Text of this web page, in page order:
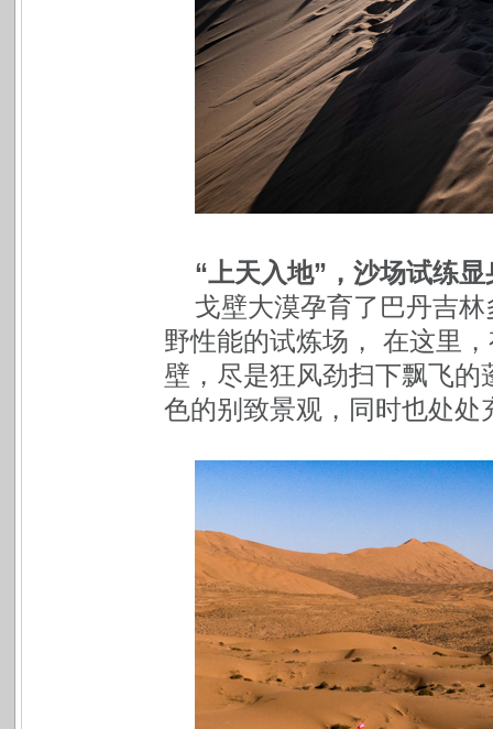
“上天入地”，沙场试练显
戈壁大漠孕育了巴丹吉
野性能的试炼场， 在这里
壁，尽是狂风劲扫下飘飞
色的别致景观，同时也处处